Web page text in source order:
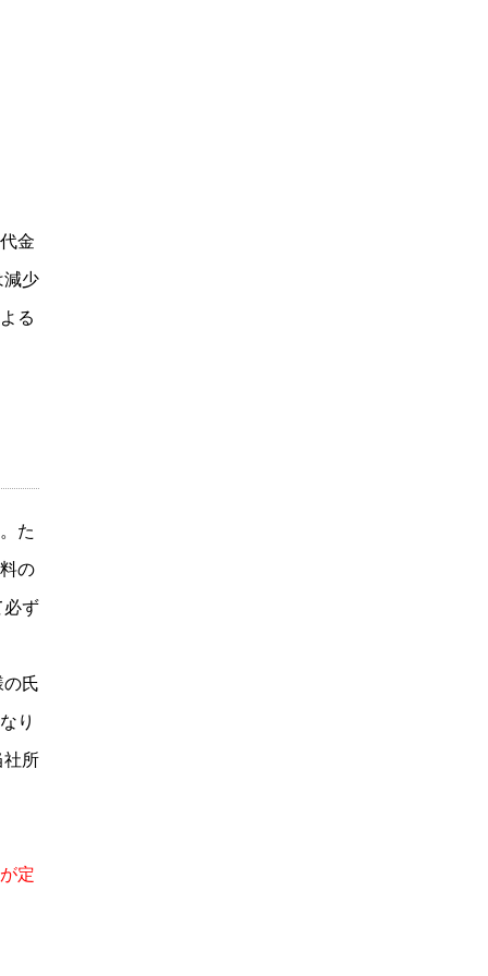
金
減少
る
た
の
必ず
の氏
り
社所
定